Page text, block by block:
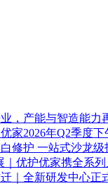
，产能与智造能力
2026年Q2季度下
修护 一站式沙龙级
｜优护优家携全系
｜全新研发中心正